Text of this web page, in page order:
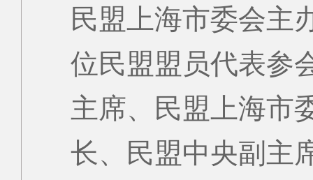
民盟上海市委会主
位民盟盟员代表参
主席、民盟上海市
长、民盟中央副主